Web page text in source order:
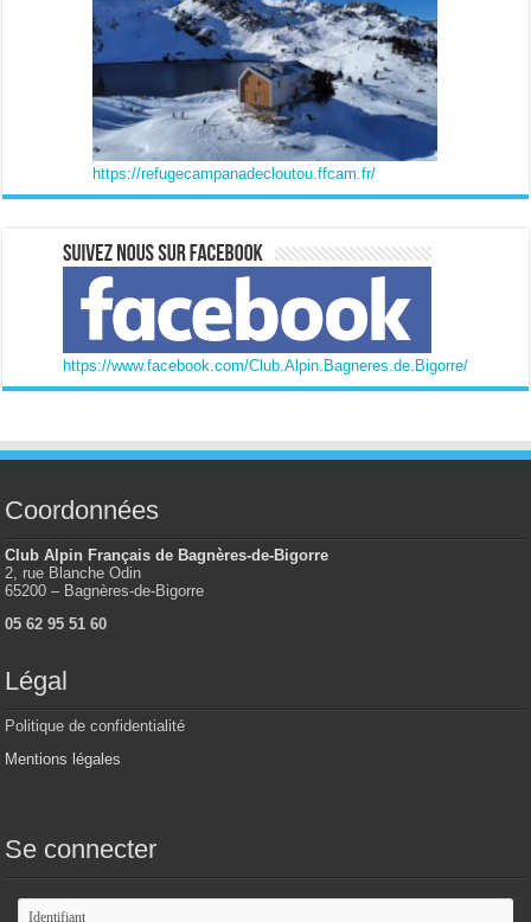
https://refugecampanadecloutou.ffcam.fr/
https://www.facebook.com/Club.Alpin.Bagneres.de.Bigorre/
Coordonnées
Club Alpin Français de Bagnères-de-Bigorre
2, rue Blanche Odin
65200 – Bagnères-de-Bigorre
05 62 95 51 60
Légal
Politique de confidentialité
Mentions légales
Se connecter